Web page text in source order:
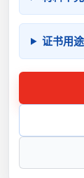
证书用